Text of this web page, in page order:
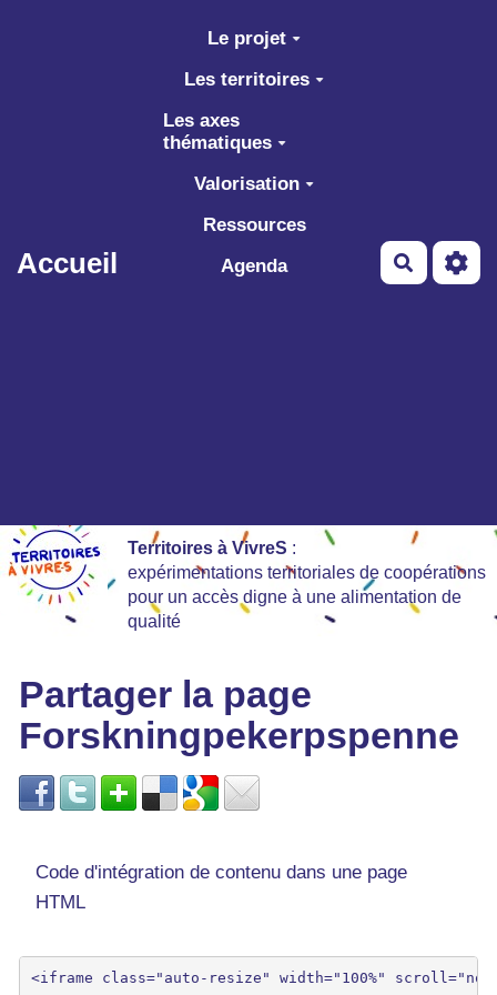
Aller au contenu principal
Accueil
Le projet
Les territoires
Les axes
thématiques
Valorisation
Ressources
Agenda
Territoires à VivreS :
expérimentations territoriales de coopérations
pour un accès digne à une alimentation de
qualité
Partager la page
Forskningpekerpspenne
Code d'intégration de contenu dans une page
HTML